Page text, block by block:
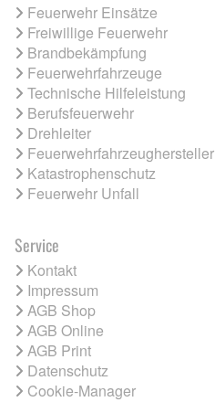
Feuerwehr Einsätze
Freiwillige Feuerwehr
Brandbekämpfung
Feuerwehrfahrzeuge
Technische Hilfeleistung
Berufsfeuerwehr
Drehleiter
Feuerwehrfahrzeughersteller
Katastrophenschutz
Feuerwehr Unfall
Service
Kontakt
Impressum
AGB Shop
AGB Online
AGB Print
Datenschutz
Cookie-Manager